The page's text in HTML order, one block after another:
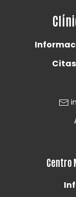
Centro